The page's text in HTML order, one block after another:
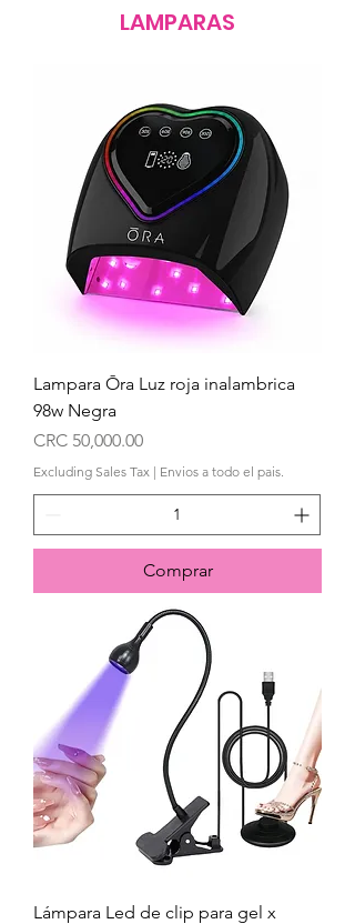
LAMPARAS
Lampara Ōra Luz roja inalambrica
98w Negra
Price
CRC 50,000.00
Excluding Sales Tax | Envios a todo el pais.
Comprar
Lámpara Led de clip para gel x